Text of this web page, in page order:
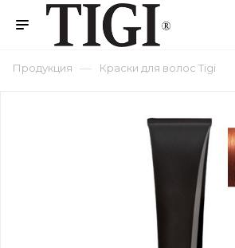
Продукция — Краски для волос Tigi